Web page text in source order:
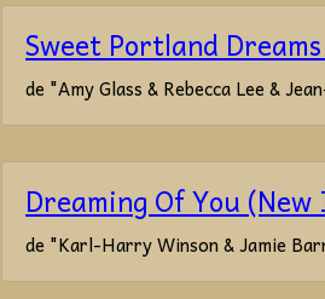
Sweet Portland
de "Amy Glass & Rebecca Lee &
Dreaming Of You (New
de "Karl-Harry Winson & Jamie